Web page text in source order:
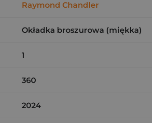
Raymond Chandler
Okładka broszurowa (miękka)
1
360
2024